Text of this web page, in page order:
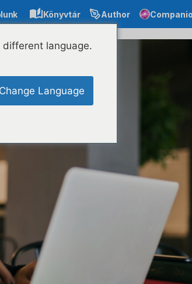
Könyvtár Author
language.
Change Language